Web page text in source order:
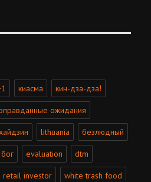
киасма кин-дза-дза!
ожидания
lithuania безлюдный
бог evaluation dtm
retail investor white trash food